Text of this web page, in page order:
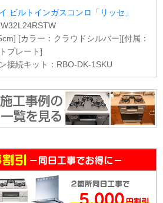
ビルトインガスコンロ「リッセ」
[カラー：クラウドシルバー][付属：
プレート]
接続キット：RBO-DK-1SKU